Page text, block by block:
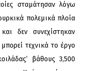
σταμάτησαν λόγω
πολεμικά πλοία
δεν συνεχίστηκαν
τεχνικά το έργο
βάθους 3,500